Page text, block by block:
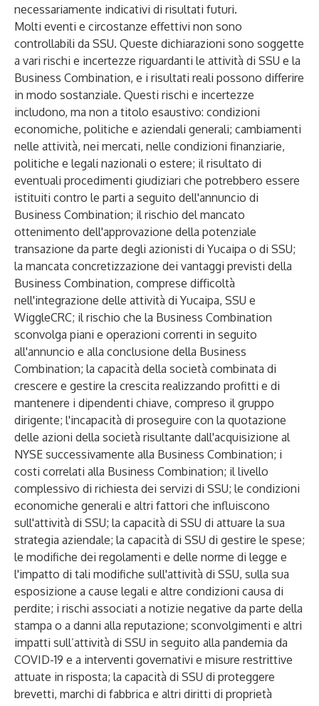
necessariamente indicativi di risultati futuri.
Molti eventi e circostanze effettivi non sono
controllabili da SSU. Queste dichiarazioni sono soggette
a vari rischi e incertezze riguardanti le attività di SSU e la
Business Combination, e i risultati reali possono differire
in modo sostanziale. Questi rischi e incertezze
includono, ma non a titolo esaustivo: condizioni
economiche, politiche e aziendali generali; cambiamenti
nelle attività, nei mercati, nelle condizioni finanziarie,
politiche e legali nazionali o estere; il risultato di
eventuali procedimenti giudiziari che potrebbero essere
istituiti contro le parti a seguito dell'annuncio di
Business Combination; il rischio del mancato
ottenimento dell'approvazione della potenziale
transazione da parte degli azionisti di Yucaipa o di SSU;
la mancata concretizzazione dei vantaggi previsti della
Business Combination, comprese difficoltà
nell'integrazione delle attività di Yucaipa, SSU e
WiggleCRC; il rischio che la Business Combination
sconvolga piani e operazioni correnti in seguito
all'annuncio e alla conclusione della Business
Combination; la capacità della società combinata di
crescere e gestire la crescita realizzando profitti e di
mantenere i dipendenti chiave, compreso il gruppo
dirigente; l'incapacità di proseguire con la quotazione
delle azioni della società risultante dall'acquisizione al
NYSE successivamente alla Business Combination; i
costi correlati alla Business Combination; il livello
complessivo di richiesta dei servizi di SSU; le condizioni
economiche generali e altri fattori che influiscono
sull'attività di SSU; la capacità di SSU di attuare la sua
strategia aziendale; la capacità di SSU di gestire le spese;
le modifiche dei regolamenti e delle norme di legge e
l'impatto di tali modifiche sull'attività di SSU, sulla sua
esposizione a cause legali e altre condizioni causa di
perdite; i rischi associati a notizie negative da parte della
stampa o a danni alla reputazione; sconvolgimenti e altri
impatti sull’attività di SSU in seguito alla pandemia da
COVID-19 e a interventi governativi e misure restrittive
attuate in risposta; la capacità di SSU di proteggere
brevetti, marchi di fabbrica e altri diritti di proprietà